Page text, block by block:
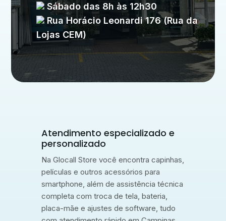
Sábado das 8h às 12h30
Rua Horácio Leonardi 176 (Rua da
Lojas CEM)
Atendimento especializado e
personalizado
Na Glocall Store você encontra capinhas,
películas e outros acessórios para
smartphone, além de assistência técnica
completa com troca de tela, bateria,
placa-mãe e ajustes de software, tudo